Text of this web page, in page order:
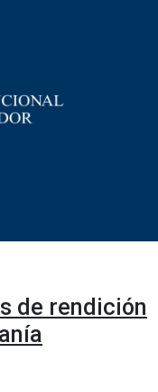
de rendición